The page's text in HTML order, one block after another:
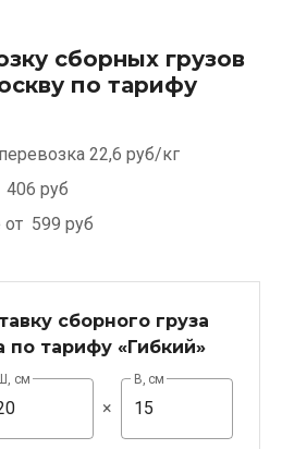
сборных грузов
по тарифу
22,6 руб/кг
406 руб
599 руб
сборного груза
по тарифу «Гибкий»
см
×
В, см